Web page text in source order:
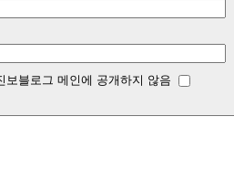
보블로그 메인에 공개하지 않음